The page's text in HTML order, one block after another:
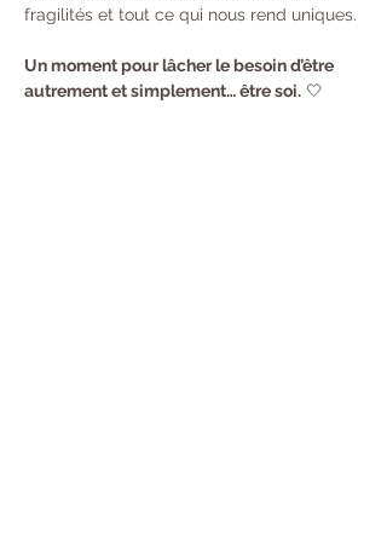
fragilités et tout ce qui nous rend uniques.
Un moment pour lâcher le besoin d’être
autrement et simplement… être soi. 🤍